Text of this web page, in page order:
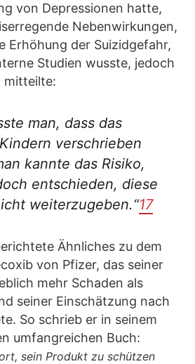
von Depressionen hatte,
Nebenwirkungen,
Erhöhung der Suizidgefahr,
Studien wusste, jedoch
mitteilte:
man, dass das
verschrieben
kannte das Risiko,
entschieden, diese
weiterzugeben.“17
Ähnliches zu dem
von Pfizer, das seiner
mehr Schaden als
seiner Einschätzung nach
So schrieb er in seinem
umfangreichen Buch:
sein Produkt zu schützen